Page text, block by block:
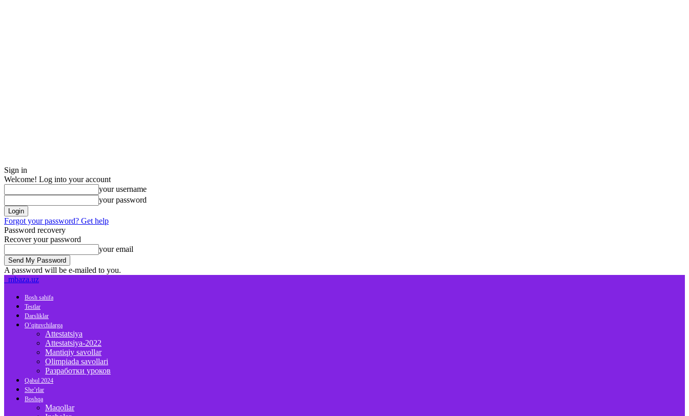
Sign in
Welcome! Log into your account
your username
your password
Forgot your password? Get help
Password recovery
Recover your password
your email
A password will be e-mailed to you.
mbaza.uz
Bosh sahifa
Testlar
Darsliklar
O’qituvchilarga
Attestatsiya
Attestatsiya-2022
Mantiqiy savollar
Olimpiada savollari
Разработки уроков
Qabul 2024
She’rlar
Boshqa
Maqollar